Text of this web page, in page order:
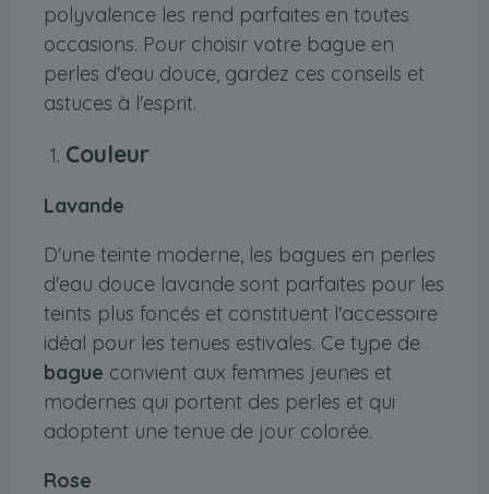
polyvalence les rend parfaites en toutes
occasions. Pour choisir votre bague en
perles d'eau douce, gardez ces conseils et
astuces à l'esprit.
Couleur
Lavande
D'une teinte moderne, les bagues en perles
d'eau douce lavande sont parfaites pour les
teints plus foncés et constituent l'accessoire
idéal pour les tenues estivales. Ce type de
bague convient aux femmes jeunes et
modernes qui portent des perles et qui
adoptent une tenue de jour colorée.
Rose